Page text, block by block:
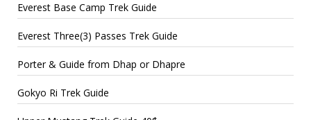
Everest Base Camp Trek Guide
Everest Three(3) Passes Trek Guide
Porter & Guide from Dhap or Dhapre
Gokyo Ri Trek Guide